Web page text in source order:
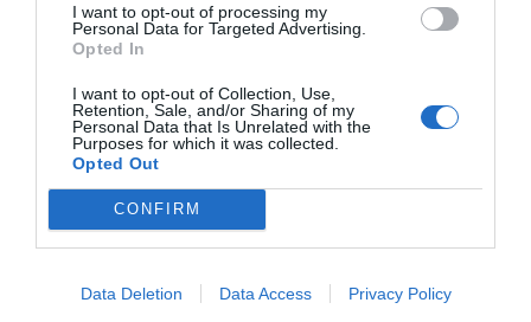
I want to opt-out of processing my
Personal Data for Targeted Advertising.
Opted In
I want to opt-out of Collection, Use,
Retention, Sale, and/or Sharing of my
Personal Data that Is Unrelated with the
Purposes for which it was collected.
Opted Out
CONFIRM
Data Deletion Data Access Privacy Policy
Como podrán observar, esos «pequeños» porcentajes
irá depositando esos importes anualmente en su stock
muerto.
Para frenar esas tasas de crecimiento, nada mejor que
una buena gestión del stock y del surtido, por lo que
deberemos buscar una mayor eficiencia basada en la